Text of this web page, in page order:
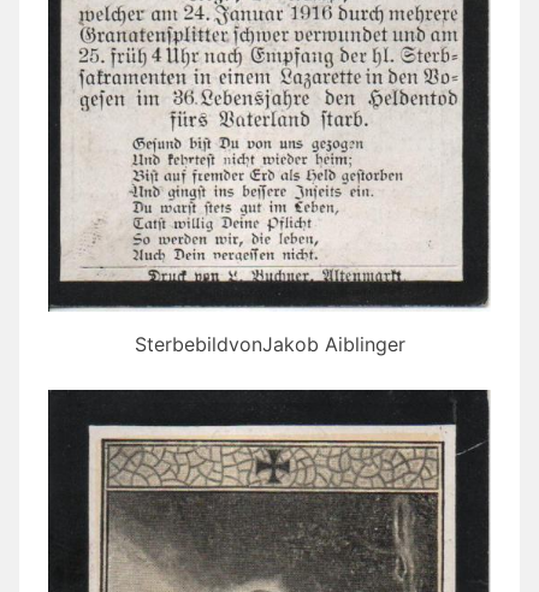
SterbebildvonJakob Aiblinger